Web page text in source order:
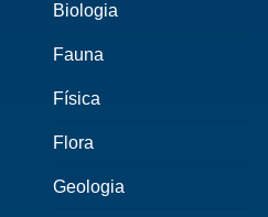
Biologia
Fauna
Física
Flora
Geologia